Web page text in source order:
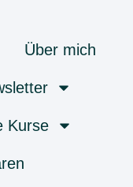
Über mich
Kurse